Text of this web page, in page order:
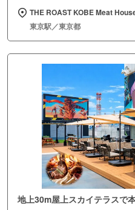
THE ROAST KOBE Meat
東京駅／東京都
地上30m屋上スカイテラスで